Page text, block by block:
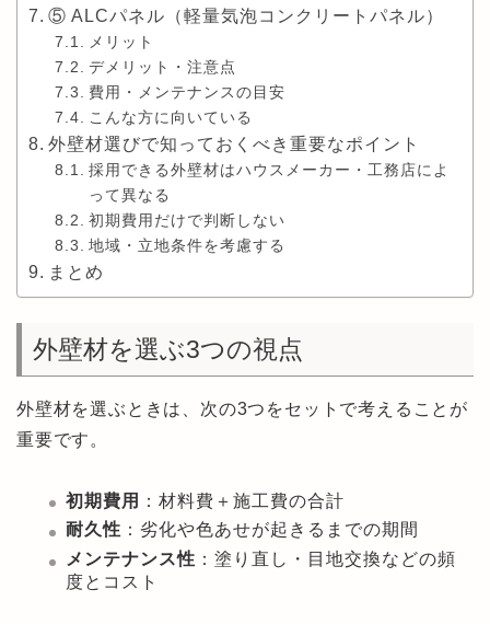
⑤ ALCパネル（軽量気泡コンクリートパネル）
メリット
デメリット・注意点
費用・メンテナンスの目安
こんな方に向いている
外壁材選びで知っておくべき重要なポイント
採用できる外壁材はハウスメーカー・工務店によ
って異なる
初期費用だけで判断しない
地域・立地条件を考慮する
まとめ
外壁材を選ぶ3つの視点
外壁材を選ぶときは、次の3つをセットで考えることが
重要です。
初期費用
：材料費＋施工費の合計
耐久性 ：劣化や色あせが起きるまでの期間
メンテナンス性 ：塗り直し・目地交換などの頻
度とコスト